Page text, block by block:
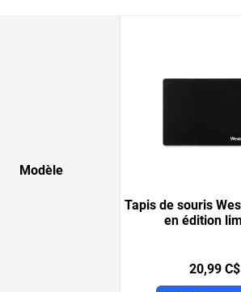
Modèle
Tapis de souris
en édition
20,99 C$